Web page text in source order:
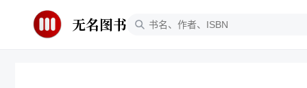
无名图书